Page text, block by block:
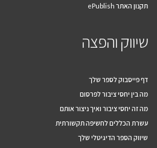
תקנון האתר ePublish
שיווק והפצה
דף פייסבוק לספר שלך
מה בין יחסי ציבור לפרסום
מה זה יחסי ציבור ואיך ניצור אותם
עשרת הכללים לחשיפה תקשורתית
שיווק הספר הדיגיטלי שלך